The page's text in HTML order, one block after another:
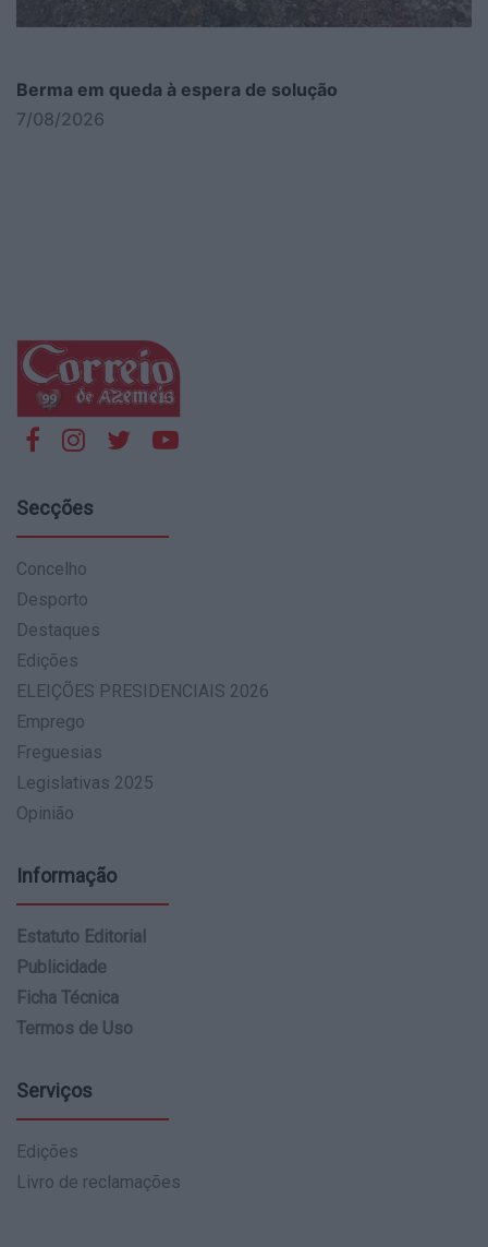
Berma em queda à espera de solução
7/08/2026
Secções
Concelho
Desporto
Destaques
Edições
ELEIÇÕES PRESIDENCIAIS 2026
Emprego
Freguesias
Legislativas 2025
Opinião
Informação
Estatuto Editorial
Publicidade
Ficha Técnica
Termos de Uso
Serviços
Edições
Livro de reclamações